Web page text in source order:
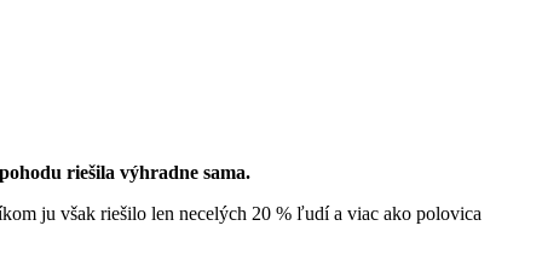
riešila výhradne sama.
ju však riešilo len necelých 20 % ľudí a viac ako polovica